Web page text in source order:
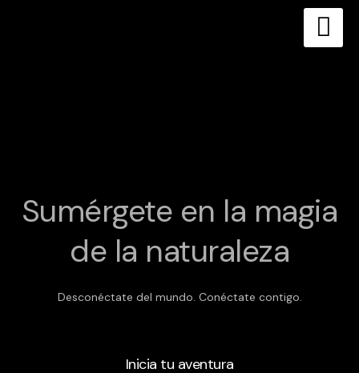
Sumérgete en la magia
de la naturaleza
Desconéctate del mundo. Conéctate contigo.
Inicia tu aventura